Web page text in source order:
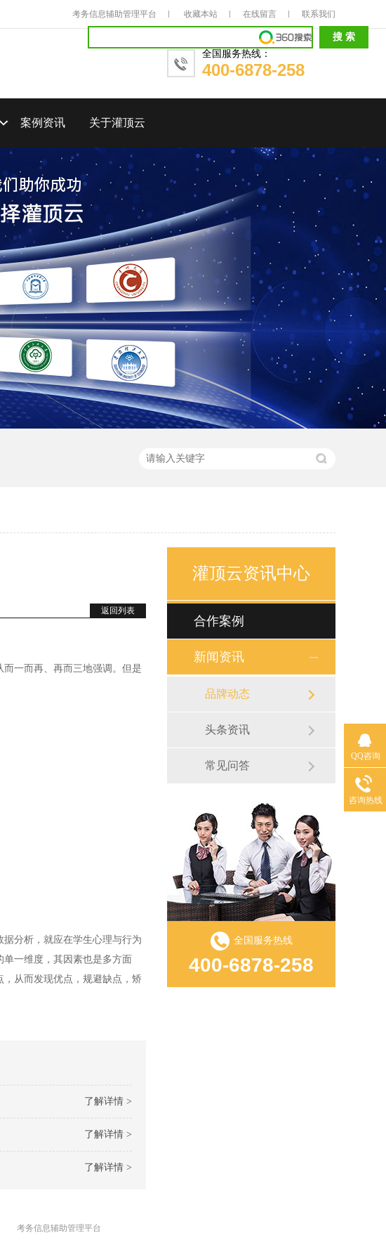
考务信息辅助管理平台 收藏本站 在线留言 联系我们
全国服务热线：
400-6878-258
案例资讯 关于灌顶云
返回列表
一而再、再而三地强调。但是
分析，就应在学生心理与行为
一维度，其因素也是多方面
从而发现优点，规避缺点，矫
了解详情 >
了解详情 >
了解详情 >
灌顶云资讯中心
合作案例
新闻资讯
品牌动态
头条资讯
常见问答
全国服务热线
400-6878-258
考务信息辅助管理平台
QQ咨询
咨询热线